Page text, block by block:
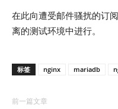
在此向遭受邮件骚扰的订
离的测试环境中进行。
标签 nginx mariadb
前一篇文章